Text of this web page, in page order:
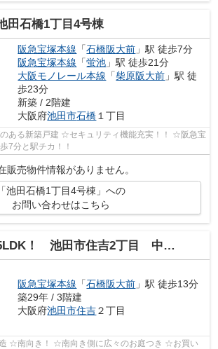
田石橋1丁目4号棟
阪急宝塚本線 「石橋阪大前 」駅 徒歩7分
阪急宝塚本線 「蛍池 」駅 徒歩21分
大阪モノレール本線 「柴原阪大前 」駅 徒
歩23分
新築 / 2階建
大阪府池田市石橋 １丁目
ある新築戸建 ☆セキュリティ機能充実！！ ☆阪急宝
7分と駅チカ！！
販売物件情報がありません。
「池田石橋1丁目4号棟」への
お問い合わせはこちら
！ 池田市住吉2丁目 中古戸建住宅
阪急宝塚本線 「石橋阪大前 」駅 徒歩13分
築29年 / 3階建
大阪府池田市住吉２丁目
☆南向き！ ☆南向き側に広々のお庭つき ☆お買い